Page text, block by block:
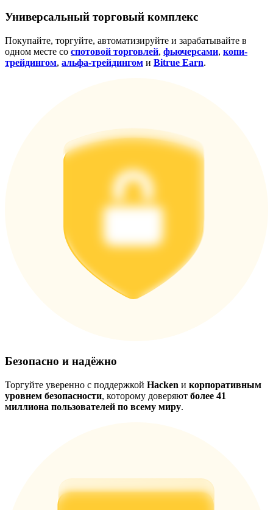
Универсальный торговый комплекс
Покупайте, торгуйте, автоматизируйте и зарабатывайте в
одном месте со спотовой торговлей, фьючерсами, копи-
трейдингом, альфа-трейдингом и Bitrue Earn.
Безопасно и надёжно
Торгуйте уверенно с поддержкой Hacken и корпоративным
уровнем безопасности, которому доверяют более 41
миллиона пользователей по всему миру.